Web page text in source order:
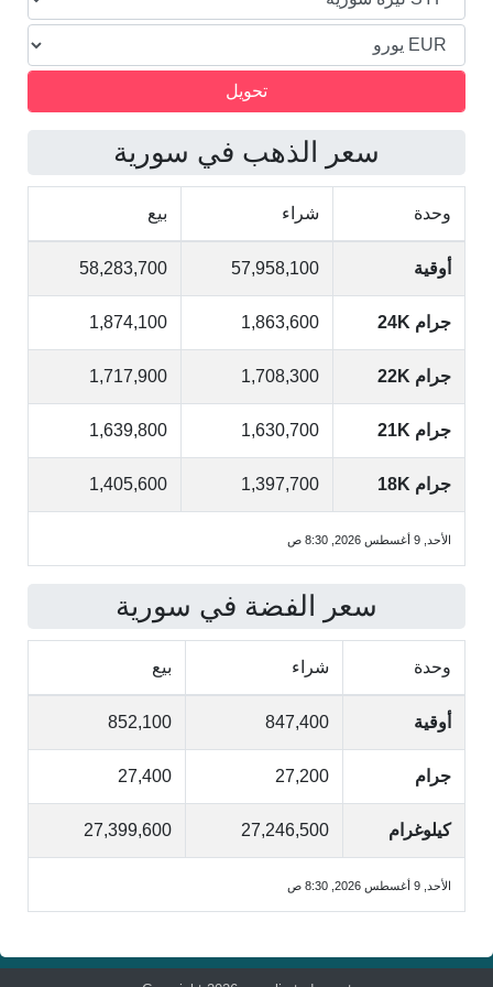
سعر الذهب في سورية
وحدة شراء بيع
أوقية 57,958,100
58,283,700
جرام 24K 1,863,600
1,874,100
جرام 22K 1,708,300
1,717,900
جرام 21K 1,630,700
1,639,800
جرام 18K 1,397,700
1,405,600
الأحد, 9 أغسطس 2026, 8:30 ص
سعر الفضة في سورية
وحدة شراء بيع
أوقية 847,400
852,100
جرام 27,200
27,400
كيلوغرام 27,246,500
27,399,600
الأحد, 9 أغسطس 2026, 8:30 ص